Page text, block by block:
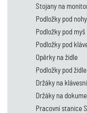
Stojany na
Podložky pod nohy
Podložky pod myš
Podložky pod
Opěrky na židle
Podložky pod židle
Držáky na
Držáky na
Pracovní stanice